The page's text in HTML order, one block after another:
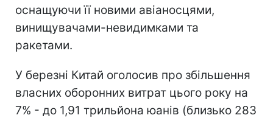
оснащуючи її новими авіаносцями,
винищувачами-невидимками та
ракетами.
У березні Китай оголосив про збільшення
власних оборонних витрат цього року на
7% - до 1,91 трильйона юанів (близько 283